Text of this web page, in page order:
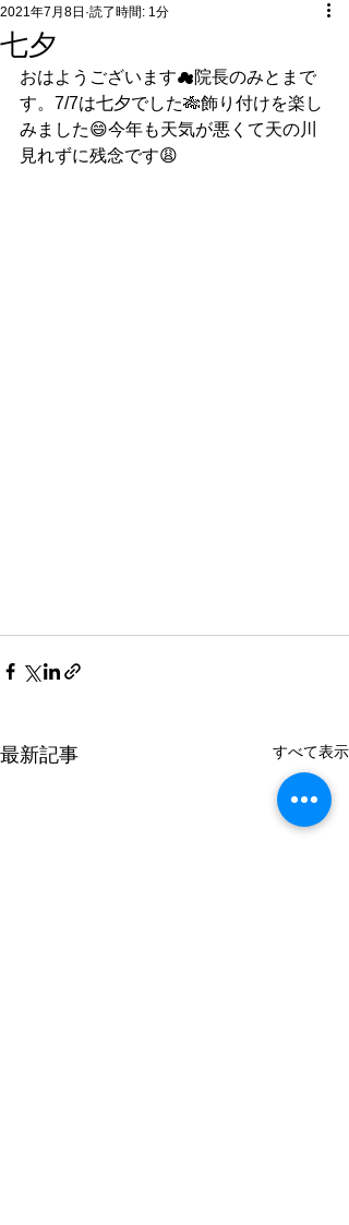
七夕
2021年7月8日 読了時間: 1分
おはようございます☁院長のみとまで
す。7/7は七夕でした🎋飾り付けを楽し
みました😄今年も天気が悪くて天の川
見れずに残念です😩
最新記事 すべて表示